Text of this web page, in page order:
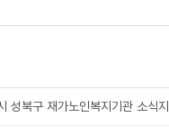
성북구 재가노인복지기관 소식